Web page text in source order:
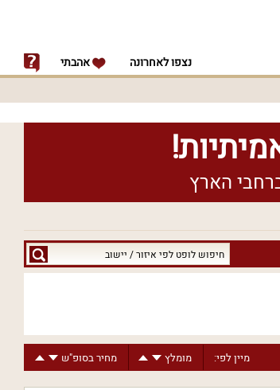
נצפו לאחרונה אהבתי
חיפוש
לופט
יישוב
מיין לפי: מומלץ מחיר בסופ"ש